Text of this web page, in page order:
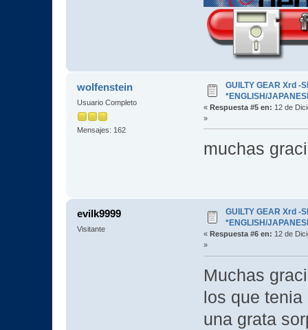
wolfenstein
Usuario Completo
Mensajes: 162
GUILTY GEAR Xrd -
*ENGLISH/
« Respuesta #5 en: 12 de
»
muchas
evilk9999
Visitante
GUILTY GEAR Xrd -
*ENGLISH/
« Respuesta #6 en: 12 de
»
Muchas
los que
una grata